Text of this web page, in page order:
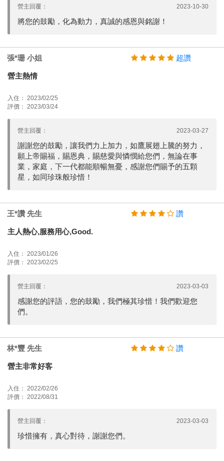
營主回覆： 2023-10-30
將您的鼓勵，化為動力，真誠的感恩與銘謝！
張*珊 小姐 超讚
營主熱情
入住： 2023/02/25
評價： 2023/03/24
營主回覆： 2023-03-27
謝謝您的鼓勵，讓我們力上加力，如鷹展翅上騰的努力，
願上帝賜福，賜恩典，賜慈愛與憐憫給您們，無論在事
業，家庭，下一代都能順暢無憂，感謝您們賜予的五顆
星，如同珍珠般珍惜！
王*讚 先生 讚
主人熱心,服務用心,Good.
入住： 2023/01/26
評價： 2023/02/25
營主回覆： 2023-03-03
感謝您的評語，您的鼓勵，我們極其珍惜！我們歡迎您
們。
林*豐 先生 讚
營主非常好客
入住： 2022/02/26
評價： 2022/08/31
營主回覆： 2023-03-03
珍惜擁有，真心對待，謝謝您們。